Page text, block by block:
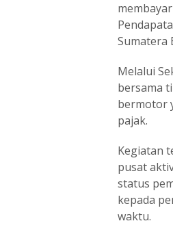
Sumatera
Melalui
bersama
bermotor
pajak.
Kegiatan
pusat
status
kepada
waktu.